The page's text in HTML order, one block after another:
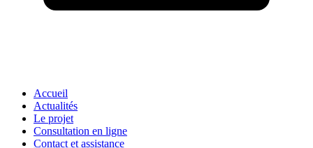
Accueil
Actualités
Le projet
Consultation en ligne
Contact et assistance